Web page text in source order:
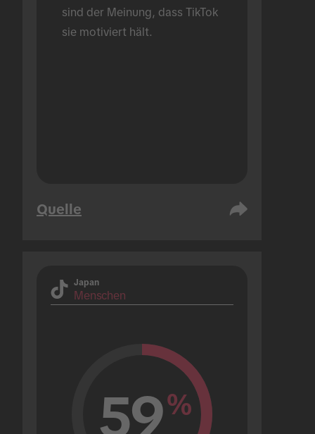
sind der Meinung, dass TikTok
sie motiviert hält.
Quelle
Japan
Menschen
59%